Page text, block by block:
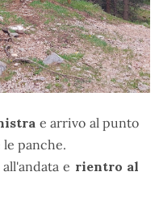
e arrivo al punto
panche.
e rientro al